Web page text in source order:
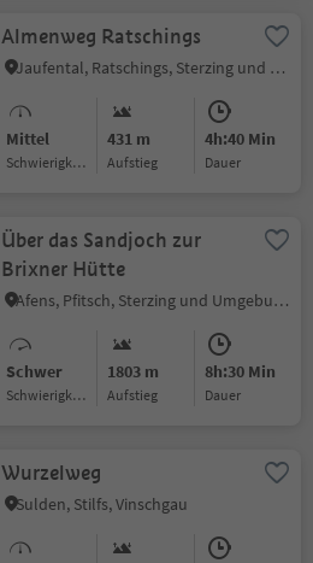
Almenweg Ratschings
Jaufental, Ratschings, Sterzing und Umgebung
Mittel
Schwierigkeitsgrad
431 m
Aufstieg
4h:40 Min
Dauer
Über das Sandjoch zur
Brixner Hütte
Afens, Pfitsch, Sterzing und Umgebung
Schwer
Schwierigkeitsgrad
1803 m
Aufstieg
8h:30 Min
Dauer
Wurzelweg
Sulden, Stilfs, Vinschgau